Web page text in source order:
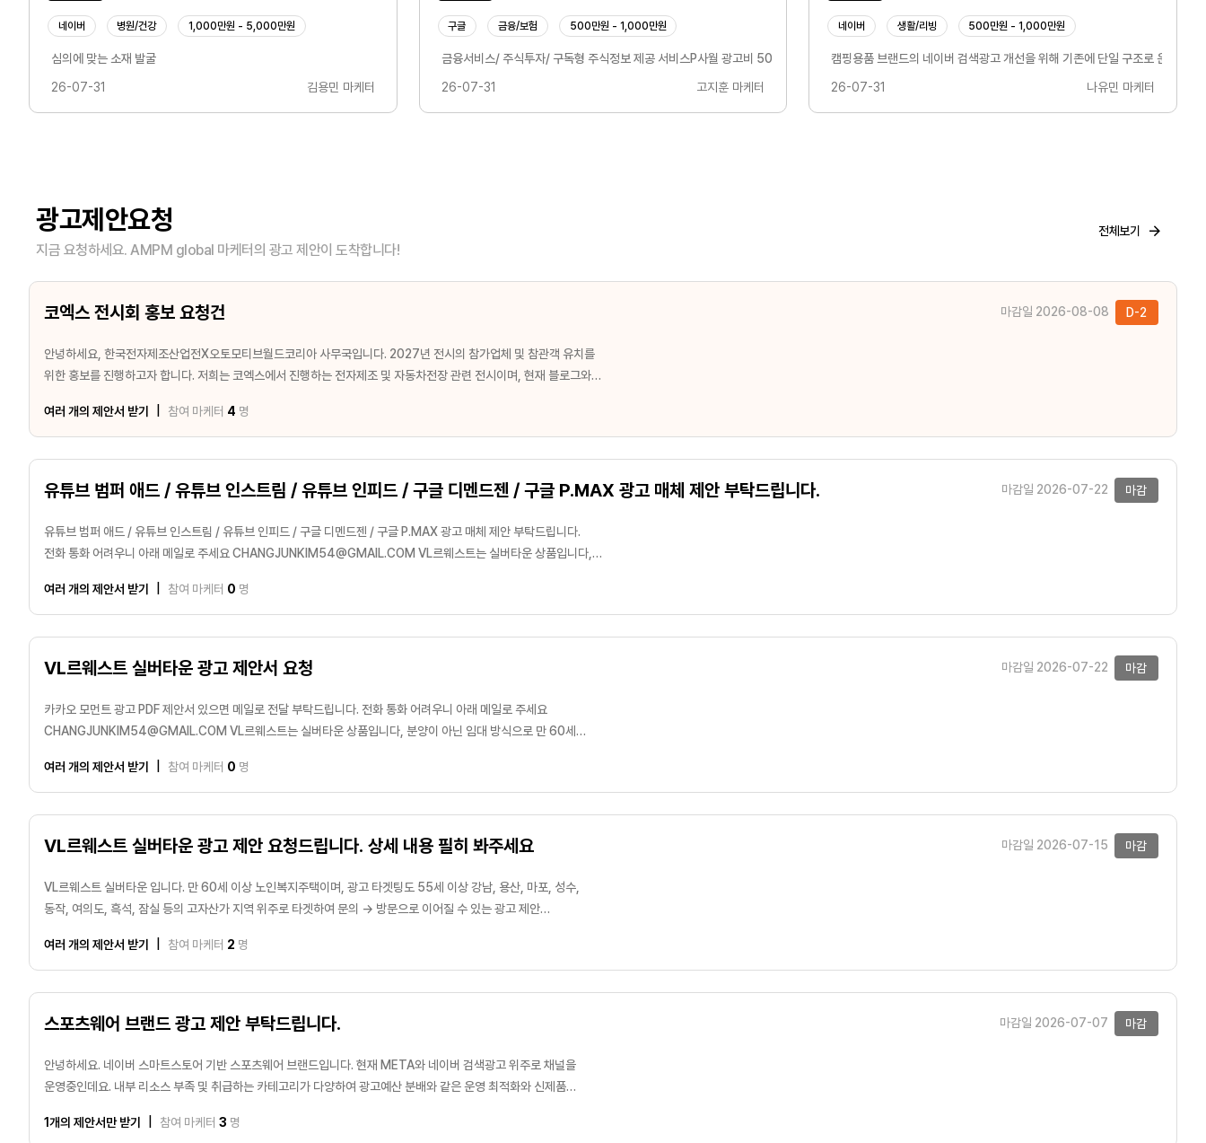
네이버 병원/건강 1,000만원 - 5,000만원
심의에 맞는 소재 발굴
26-07-31
김용민 마케터
구글 금융/보험 500만원 - 1,000만원
금융서비스/ 주식투자/ 구독형 주식정보 제공 서비스P사월 광고비 500+@디맨드젠을 이용한 새로운 니즈 창출, 잠재고객 확보 캠페인자사 현황및 타사 구글
26-07-31
고지훈 마케터
네이버 생활/리빙 500만원 - 1,000만원
캠핑용품 브랜드의 네이버 검색광고 개선을 위해 기존에 단일 구조로 운영되
26-07-31
나유민 마케터
광고제안요청
지금 요청하세요. AMPM global 마케터의 광고 제안이 도착합니다!
전체보기
코엑스 전시회 홍보 요청건 마감일 2026-08-08 D-2
안녕하세요, 한국전자제조산업전X오토모티브월드코리아 사무국입니다. 2027년 전시의 참가업체 및 참관객 유치를
위한 홍보를 진행하고자 합니다. 저희는 코엑스에서 진행하는 전자제조 및 자동차전장 관련 전시이며, 현재 블로그와
발송하고 있습니다. 네이버광고나 구글 검색 광고 등 전시회가 노출이 많이될 수 있는 광고를 제안 받고 싶습니다! 처음
진행해보는 광고이다보니 제안서 혹은 견적서에 기간 및 금액을 함께 전달해주시면 감사하겠습니다.
여러 개의 제안서 받기 참여 마케터 4 명
유튜브 범퍼 애드 / 유튜브 인스트림 / 유튜브 인피드 / 구글 디멘드젠 / 구글 P.MAX 광고 매체 제안 부탁드립니다. 마감일 2026-07-22 마감
유튜브 범퍼 애드 / 유튜브 인스트림 / 유튜브 인피드 / 구글 디멘드젠 / 구글 P.MAX 광고 매체 제안 부탁드립니다.
전화 통화 어려우니 아래 메일로 주세요 CHANGJUNKIM54@GMAIL.COM VL르웨스트는 실버타운 상품입니다,
마포 / 성수 / 동작 / 흑석동 등의 최소 30억 이상의 자가 주택을 가지고 있는 분들이 주 타겟인 현장이니 하이엔드 분양
현장 마켓팅 경험이 있는 분들의 연락 기다립니다. 광고 집행은 한 달 진행 예정이며 예산은 500 ~ 1000만 원입니다.
제안서에 예상 금액까지 포함하여 전달 부탁드립니다.
여러 개의 제안서 받기 참여 마케터 0 명
VL르웨스트 실버타운 광고 제안서 요청 마감일 2026-07-22 마감
카카오 모먼트 광고 PDF 제안서 있으면 메일로 전달 부탁드립니다. 전화 통화 어려우니 아래 메일로 주세요
CHANGJUNKIM54@GMAIL.COM VL르웨스트는 실버타운 상품입니다, 분양이 아닌 임대 방식으로 만 60세
30억 이상의 자가 주택을 가지고 있는 분들이 주 타겟인 현장이니 하이엔드 분양 현장 마켓팅 경험이 있는 분들의 연락
기다립니다.
여러 개의 제안서 받기 참여 마케터 0 명
VL르웨스트 실버타운 광고 제안 요청드립니다. 상세 내용 필히 봐주세요 마감일 2026-07-15 마감
VL르웨스트 실버타운 입니다. 만 60세 이상 노인복지주택이며, 광고 타겟팅도 55세 이상 강남, 용산, 마포, 성수,
동작, 여의도, 흑석, 잠실 등의 고자산가 지역 위주로 타겟하여 문의 → 방문으로 이어질 수 있는 광고 제안
GFA 광고 혹은 네이버 파워링크 대행을 생각하고 있습니다.
여러 개의 제안서 받기 참여 마케터 2 명
스포츠웨어 브랜드 광고 제안 부탁드립니다. 마감일 2026-07-07 마감
안녕하세요. 네이버 스마트스토어 기반 스포츠웨어 브랜드입니다. 현재 META와 네이버 검색광고 위주로 채널을
운영중인데요. 내부 리소스 부족 및 취급하는 카테고리가 다양하여 광고예산 분배와 같은 운영 최적화와 신제품
제안 주시면 감사하겠습니다.
1개의 제안서만 받기 참여 마케터 3 명